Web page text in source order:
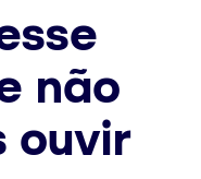
não
ouvir